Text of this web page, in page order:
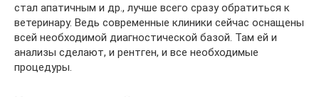
стал апатичным и др., лучше всего сразу обратиться к
ветеринару. Ведь современные клиники сейчас оснащены
всей необходимой диагностической базой. Там ей и
анализы сделают, и рентген, и все необходимые
процедуры.